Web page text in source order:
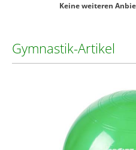
Keine weiteren
Gymnastik-Artikel